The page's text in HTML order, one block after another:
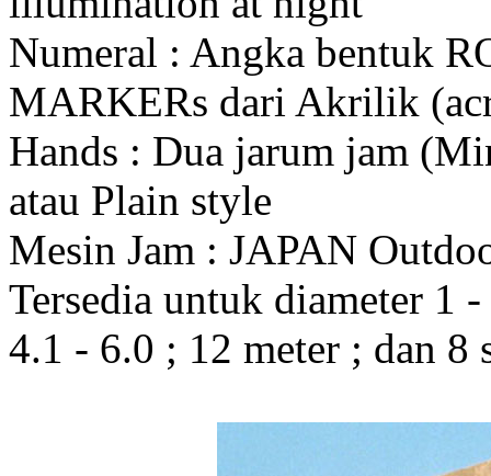
Numeral : Angka bentuk
MARKERs dari Akrilik
Hands : Dua jarum jam
atau Plain style
Mesin Jam : JAPAN
Tersedia untuk diameter 1
4.1 - 6.0 ; 12 meter ; dan 8